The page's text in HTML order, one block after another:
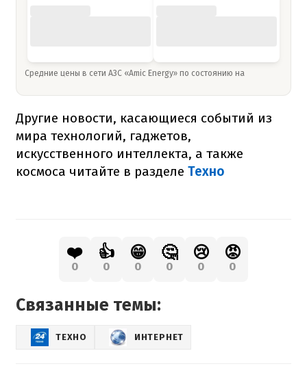
Средние цены в сети АЗС «Amic Energy» по состоянию на
Другие новости, касающиеся событий из
мира технологий, гаджетов,
искусственного интеллекта, а также
космоса читайте в разделе Техно
❤️
0
👍
0
😁
0
🤔
0
😢
0
😡
0
Связанные темы:
ТЕХНО ИНТЕРНЕТ